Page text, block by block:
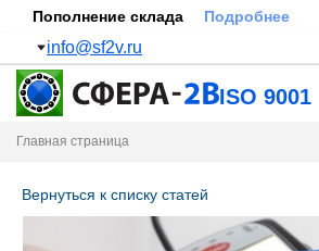
Пополнение склада Подробнее
info@sf2v.ru
ISO 9001
Главная страница
Вернуться к списку статей